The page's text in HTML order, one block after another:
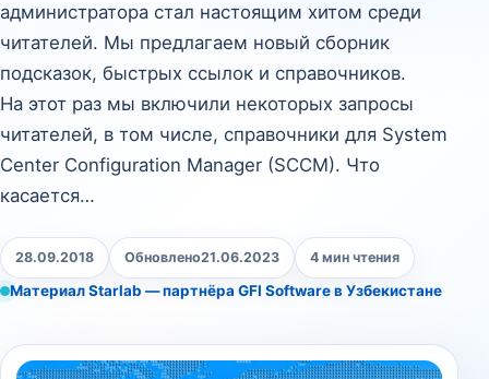
администратора стал настоящим хитом среди
читателей. Мы предлагаем новый сборник
подсказок, быстрых ссылок и справочников.
На этот раз мы включили некоторых запросы
читателей, в том числе, справочники для System
Center Configuration Manager (SCCM). Что
касается…
28.09.2018 Обновлено21.06.2023 4 мин чтения
Материал Starlab — партнёра GFI Software в Узбекистане